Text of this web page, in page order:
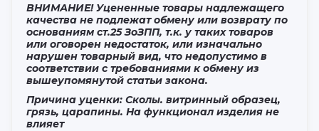
ВНИМАНИЕ! Уцененные товары надлежащего
качества не подлежат обмену или возврату по
основаниям ст.25 ЗоЗПП, т.к. у таких товаров
или оговорен недостаток, или изначально
нарушен товарный вид, что недопустимо в
соответствии с требованиями к обмену из
вышеупомянутой статьи закона.
Причина уценки: Сколы. витринный образец,
грязь, царапины. На функционал изделия не
влияет